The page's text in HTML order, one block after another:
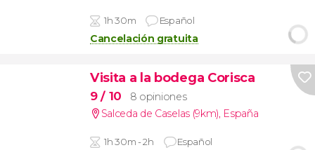
1h 30m Español
Cancelación gratuita
Visita a la bodega Corisca
9/ 10
8 opiniones
Salceda de Caselas (9km), España
1h 30m - 2h Español